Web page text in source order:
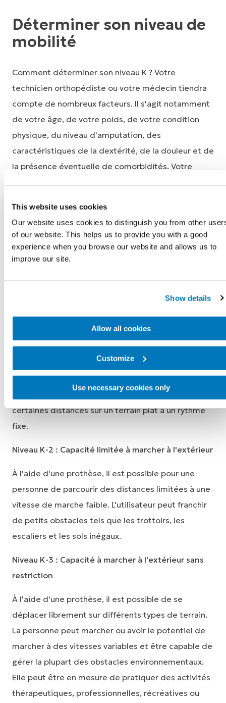
This website uses cookies
Our website uses cookies to distinguish you from other
of our website. This helps us to provide you with a good
experience when you browse our website and allows us to
improve our site.
Show details
Allow all cookies
Customize
Use necessary cookies only
Déterminer son niveau de
mobilité
Comment déterminer son niveau K ? Votre
technicien orthopédiste ou votre médecin tiendra
compte de nombreux facteurs. Il s'agit notamment
de votre âge, de votre poids, de votre condition
physique, du niveau d'amputation, des
caractéristiques de la dextérité, de la douleur et de
la présence éventuelle de comorbidités. Votre
Les quatre catégories du
niveau K
Niveau K-1 : capacité à marcher à l'intérieur
À l'aide d'une prothèse, l'utilisateur peut marcher
certaines distances sur un terrain plat à un rythme
fixe.
Niveau K-2 : Capacité limitée à marcher à l'extérieur
À l'aide d'une prothèse, il est possible pour une
personne de parcourir des distances limitées à une
vitesse de marche faible. L'utilisateur peut franchir
de petits obstacles tels que les trottoirs, les
escaliers et les sols inégaux.
Niveau K-3 : Capacité à marcher à l'extérieur sans
restriction
À l'aide d'une prothèse, il est possible de se
déplacer librement sur différents types de terrain.
La personne peut marcher ou avoir le potentiel de
marcher à des vitesses variables et être capable de
gérer la plupart des obstacles environnementaux.
Elle peut être en mesure de pratiquer des activités
thérapeutiques, professionnelles, récréatives ou